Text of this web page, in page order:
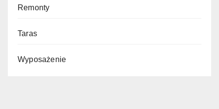
Remonty
Taras
Wyposażenie